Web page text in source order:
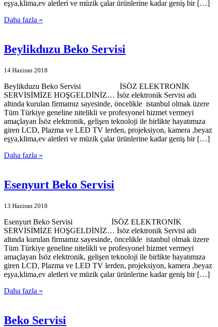
eşya,klima,ev aletleri ve müzik çalar ürünlerine kadar geniş bir […]
Daha fazla »
Beylikduzu Beko Servisi
14 Haziran 2018
Beylikduzu Beko Servisi İSÖZ ELEKTRONİK
SERVİSİMİZE HOŞGELDİNİZ… İsöz elektronik Servisi adı
altında kurulan firmamız sayesinde, öncelikle istanbul olmak üzere
Tüm Türkiye geneline nitelikli ve profesyonel hizmet vermeyi
amaçlayan İsöz elektronik, gelişen teknoloji ile birlikte hayatımıza
giren LCD, Plazma ve LED TV lerden, projeksiyon, kamera ,beyaz
eşya,klima,ev aletleri ve müzik çalar ürünlerine kadar geniş bir […]
Daha fazla »
Esenyurt Beko Servisi
13 Haziran 2018
Esenyurt Beko Servisi İSÖZ ELEKTRONİK
SERVİSİMİZE HOŞGELDİNİZ… İsöz elektronik Servisi adı
altında kurulan firmamız sayesinde, öncelikle istanbul olmak üzere
Tüm Türkiye geneline nitelikli ve profesyonel hizmet vermeyi
amaçlayan İsöz elektronik, gelişen teknoloji ile birlikte hayatımıza
giren LCD, Plazma ve LED TV lerden, projeksiyon, kamera ,beyaz
eşya,klima,ev aletleri ve müzik çalar ürünlerine kadar geniş bir […]
Daha fazla »
Beko Servisi